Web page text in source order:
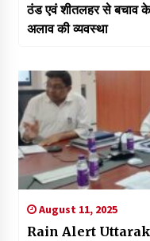
ठंड एवं शीतलहर से बचाव के
अलाव की व्यवस्था
August 11, 2025
Rain Alert